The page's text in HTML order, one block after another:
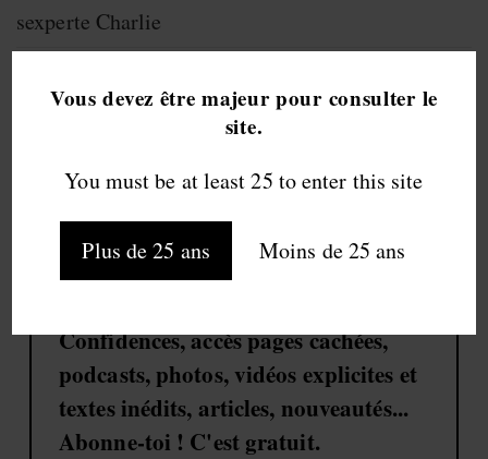
Vous devez être majeur pour consulter le
site.
You must be at least 25 to enter this site
Plus de 25 ans Moins de 25 ans
sexperte Charlie
Rechercher
RECHERCHER
Confidences, accès pages cachées,
podcasts, photos, vidéos explicites et
textes inédits, articles, nouveautés...
Abonne-toi ! C'est gratuit.